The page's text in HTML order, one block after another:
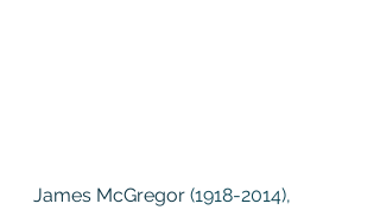
James McGregor (1918-2014),